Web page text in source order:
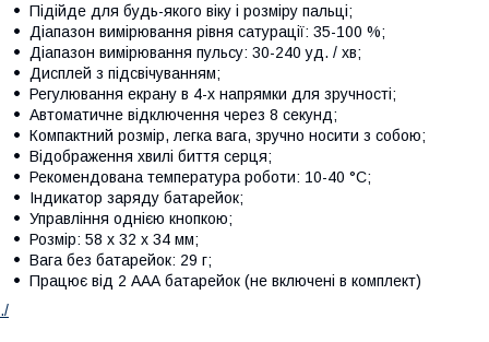
Підійде для будь-якого віку і розміру пальці;
Діапазон вимірювання рівня сатурації: 35-100 %;
Діапазон вимірювання пульсу: 30-240 уд. / хв;
Дисплей з підсвічуванням;
Регулювання екрану в 4-х напрямки для зручності;
Автоматичне відключення через 8 секунд;
Компактний розмір, легка вага, зручно носити з собою;
Відображення хвилі биття серця;
Рекомендована температура роботи: 10-40 °C;
Індикатор заряду батарейок;
Управління однією кнопкою;
Розмір: 58 х 32 х 34 мм;
Вага без батарейок: 29 г;
Працює від 2 ААА батарейок (не включені в комплект)